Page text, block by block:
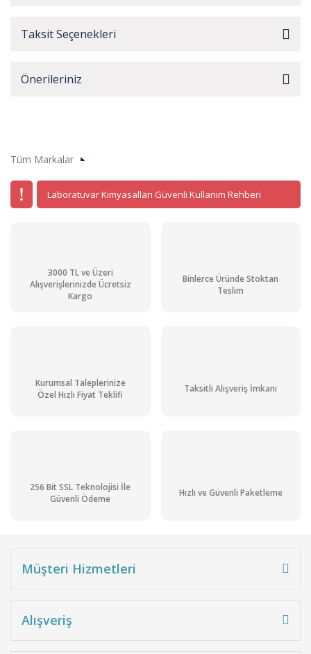
Taksit Seçenekleri
Önerileriniz
Tüm Markalar
Laboratuvar Kimyasalları Güvenli Kullanım Rehberi
3000 TL ve Üzeri
Alışverişlerinizde Ücretsiz
Kargo
Binlerce Üründe Stoktan
Teslim
Kurumsal Taleplerinize
Özel Hızlı Fiyat Teklifi
Taksitli Alışveriş İmkanı
256 Bit SSL Teknolojisi İle
Güvenli Ödeme
Hızlı ve Güvenli Paketleme
Müşteri Hizmetleri
Alışveriş